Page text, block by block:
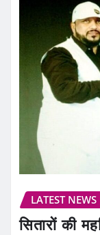
LATEST NEWS
सितारों की